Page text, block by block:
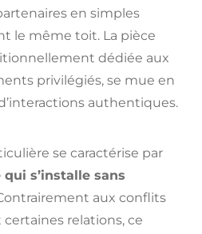
en simples
le même toit. La pièce
dédiée aux
privilégiés, se mue en
authentiques.
se caractérise par
s’installe sans
aux conflits
relations, ce